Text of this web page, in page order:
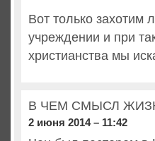
Вот только захотим
учреждении и при
христианства мы
В ЧЕМ СМЫСЛ
2 июня 2014 – 11:42